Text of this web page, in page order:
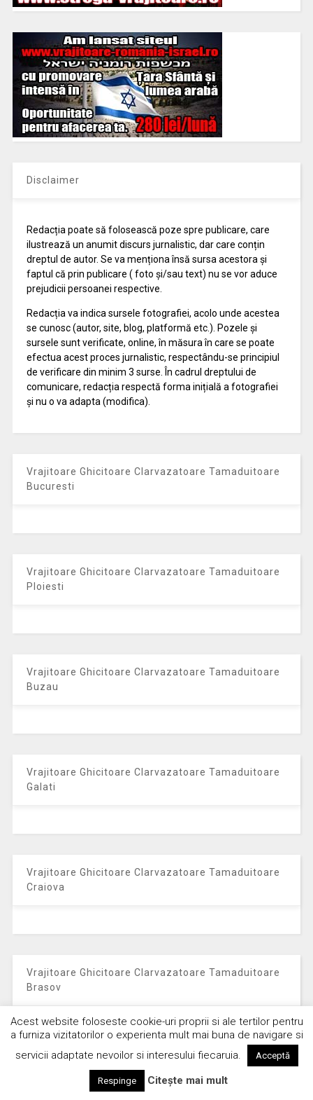
Disclaimer
Redacția poate să folosească poze spre publicare, care
ilustrează un anumit discurs jurnalistic, dar care conțin
dreptul de autor. Se va menționa însă sursa acestora și
faptul că prin publicare ( foto și/sau text) nu se vor aduce
prejudicii persoanei respective.
Redacția va indica sursele fotografiei, acolo unde acestea
se cunosc (autor, site, blog, platformă etc.). Pozele și
sursele sunt verificate, online, în măsura în care se poate
efectua acest proces jurnalistic, respectându-se principiul
de verificare din minim 3 surse. În cadrul dreptului de
comunicare, redacția respectă forma inițială a fotografiei
și nu o va adapta (modifica).
Vrajitoare Ghicitoare Clarvazatoare Tamaduitoare
Bucuresti
Vrajitoare Ghicitoare Clarvazatoare Tamaduitoare
Ploiesti
Vrajitoare Ghicitoare Clarvazatoare Tamaduitoare
Buzau
Vrajitoare Ghicitoare Clarvazatoare Tamaduitoare
Galati
Vrajitoare Ghicitoare Clarvazatoare Tamaduitoare
Craiova
Vrajitoare Ghicitoare Clarvazatoare Tamaduitoare
Brasov
Vrajitoare Ghicitoare Clarvazatoare Tamaduitoare